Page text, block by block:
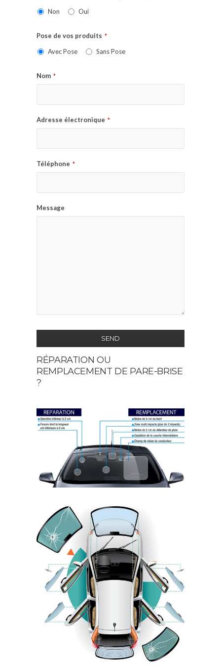
Non Oui
Pose de vos produits *
Avec Pose Sans Pose
Nom *
Adresse électronique *
Téléphone *
Message
SEND
This
field
should
left
blank
RÉPARATION OU
REMPLACEMENT DE PARE-BRISE
?